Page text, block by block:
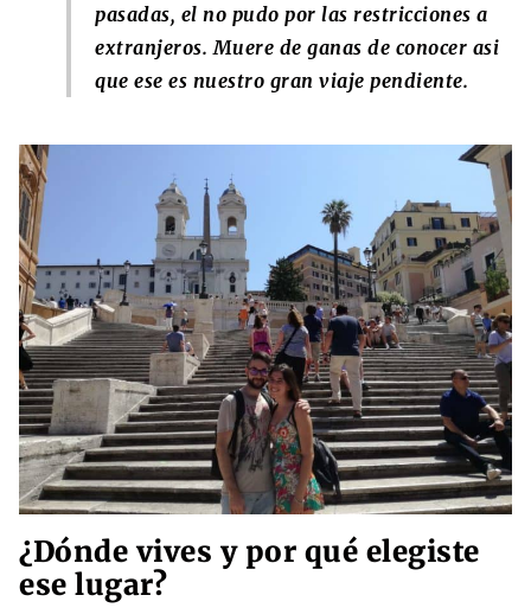
pasadas, el no pudo por las restricciones a
extranjeros. Muere de ganas de conocer asi
que ese es nuestro gran viaje pendiente.
¿Dónde vives y por qué elegiste
ese lugar?